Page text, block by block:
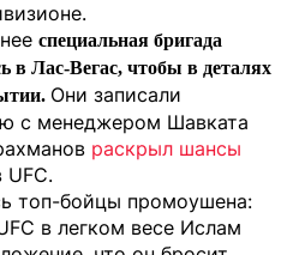
специальная бригада
в Лас-Вегас, чтобы в деталях
Они записали
с менеджером Шавката
раскрыл шансы
UFC.
топ-бойцы промоушена:
в легком весе Ислам